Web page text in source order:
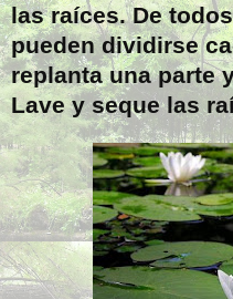
las raíces. De
pueden dividirse
replanta una parte
Lave y seque las